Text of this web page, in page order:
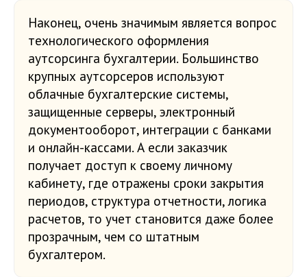
Наконец, очень значимым является вопрос
технологического оформления
аутсорсинга бухгалтерии. Большинство
крупных аутсорсеров используют
облачные бухгалтерские системы,
защищенные серверы, электронный
документооборот, интеграции с банками
и онлайн-кассами. А если заказчик
получает доступ к своему личному
кабинету, где отражены сроки закрытия
периодов, структура отчетности, логика
расчетов, то учет становится даже более
прозрачным, чем со штатным
бухгалтером.